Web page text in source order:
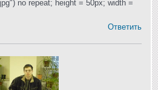
no repeat; height = 50px; width =
Ответить